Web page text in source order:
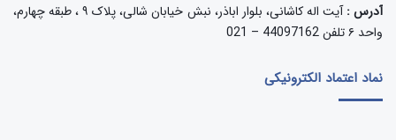
آدرس :
آیت اله کاشانی، بلوار اباذر، نبش خیابان شالی، پلاک ۹ ، طبقه چهارم،
واحد ۶ تلفن 44097162 – 021
نماد اعتماد الکترونیکی